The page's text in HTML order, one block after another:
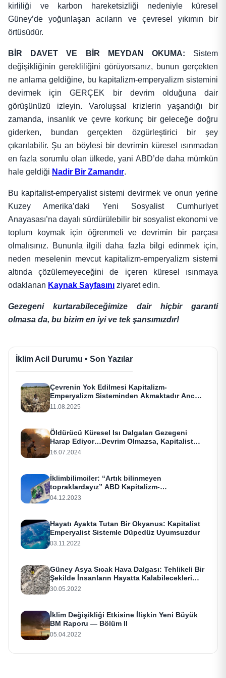
kirliliği ve karbon hareketsizliği nedeniyle küresel
Güney’de yoğunlaşan acıların ve çevresel yıkımın bir
örtüsüdür.
BİR DAVET VE BİR MEYDAN OKUMA: Sistem
değişikliğinin gerekliliğini görüyorsanız, bunun gerçekten
ne anlama geldiğine, bu kapitalizm-emperyalizm sistemini
devirmek için GERÇEK bir devrim olduğuna dair
görüşünüzü izleyin. Varoluşsal krizlerin yaşandığı bir
zamanda, insanlık ve çevre korkunç bir geleceğe doğru
giderken, bundan gerçekten özgürleştirici bir şey
çıkarılabilir. Şu an böylesi bir devrimin küresel ısınmadan
en fazla sorumlu olan ülkede, yani ABD’de daha mümkün
hale geldiği Nadir Bir Zamandır.
Bu kapitalist-emperyalist sistemi devirmek ve onun yerine
Kuzey Amerika’daki Yeni Sosyalist Cumhuriyet
Anayasası’na dayalı sürdürülebilir bir sosyalist ekonomi ve
toplum koymak için öğrenmeli ve devrimin bir parçası
olmalısınız.
Bununla ilgili daha fazla bilgi edinmek için,
neden meselenin mevcut kapitalizm-emperyalizm sistemi
altında çözülemeyeceğini de içeren küresel ısınmaya
odaklanan Kaynak Sayfasını ziyaret edin.
Gezegeni kurtarabileceğimize dair hiçbir garanti
olmasa da, bu bizim en iyi ve tek şansımızdır!
İklim Acil Durumu • Son Yazılar
Çevrenin Yok Edilmesi Kapitalizm-
Emperyalizm Sisteminden Akmaktadır Ancak
Bir Çözüm Vardır
11.08.2025
Öldürücü Küresel Isı Dalgaları Gezegeni
Harap Ediyor…Devrim Olmazsa, Kapitalist
Ölüm Kıskacı Bizi Diri Diri Pişirecek
16.07.2024
İklimbilimciler: “Artık bilinmeyen
topraklardayız” ABD Kapitalizm-
Emperyalizmi: Yakın Dünyayı!
04.12.2023
Hayatı Ayakta Tutan Bir Okyanus: Kapitalist
Emperyalist Sistemle Düpedüz Uyumsuzdur
03.11.2022
Güney Asya Sıcak Hava Dalgası: Tehlikeli Bir
Şekilde İnsanların Hayatta Kalabilecekleri
Sınırı Aşmak Üzere
30.05.2022
İklim Değişikliği Etkisine İlişkin Yeni Büyük
BM Raporu — Bölüm II
05.04.2022